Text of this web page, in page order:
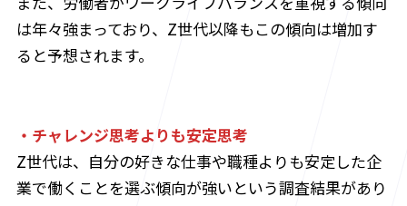
は年々強まっており、Z世代以降もこの傾向は増加す
ると予想されます。
・チャレンジ思考よりも安定思考
Z世代は、自分の好きな仕事や職種よりも安定した企
業で働くことを選ぶ傾向が強いという調査結果があり